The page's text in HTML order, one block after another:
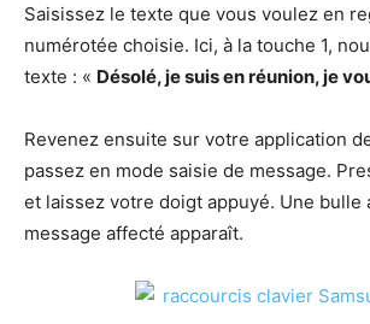
Saisissez le texte que vous voulez en
numérotée choisie. Ici, à la touche 1,
texte : « Désolé, je suis en réunion, je
Revenez ensuite sur votre application
passez en mode saisie de message.
et laissez votre doigt appuyé. Une bulle
message affecté apparaît.